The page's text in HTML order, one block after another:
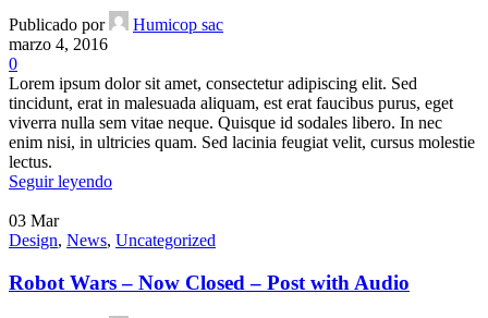
Publicado por
Humicop sac
marzo 4, 2016
0
Lorem ipsum dolor sit amet, consectetur adipiscing elit. Sed
tincidunt, erat in malesuada aliquam, est erat faucibus purus, eget
viverra nulla sem vitae neque. Quisque id sodales libero. In nec
enim nisi, in ultricies quam. Sed lacinia feugiat velit, cursus molestie
lectus.
Seguir leyendo
03 Mar
Design, News, Uncategorized
Robot Wars – Now Closed – Post with Audio